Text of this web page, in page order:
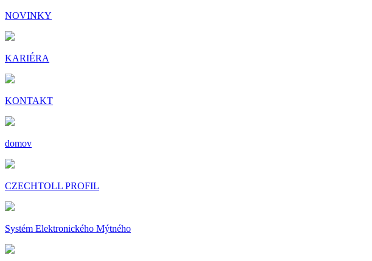
NOVINKY
KARIÉRA
KONTAKT
domov
CZECHTOLL PROFIL
Systém Elektronického Mýtného